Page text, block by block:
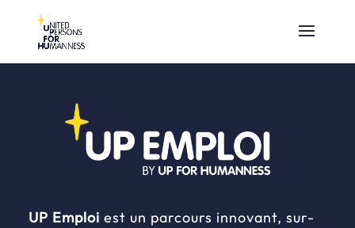
UP Emploi est un parcours innovant, sur-